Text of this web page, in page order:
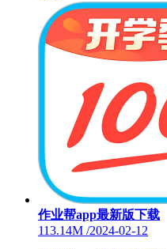
作业帮app最新版下载
113.14M /2024-02-12